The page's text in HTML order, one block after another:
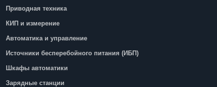
Приводная техника
КИП и измерение
Автоматика и управление
Источники бесперебойного питания (ИБП)
Шкафы автоматики
Зарядные станции